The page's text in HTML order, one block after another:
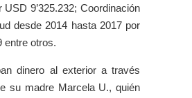
USD 9’325.232; Coordinación
desde 2014 hasta 2017 por
entre otros.
dinero al exterior a través
su madre Marcela U., quién